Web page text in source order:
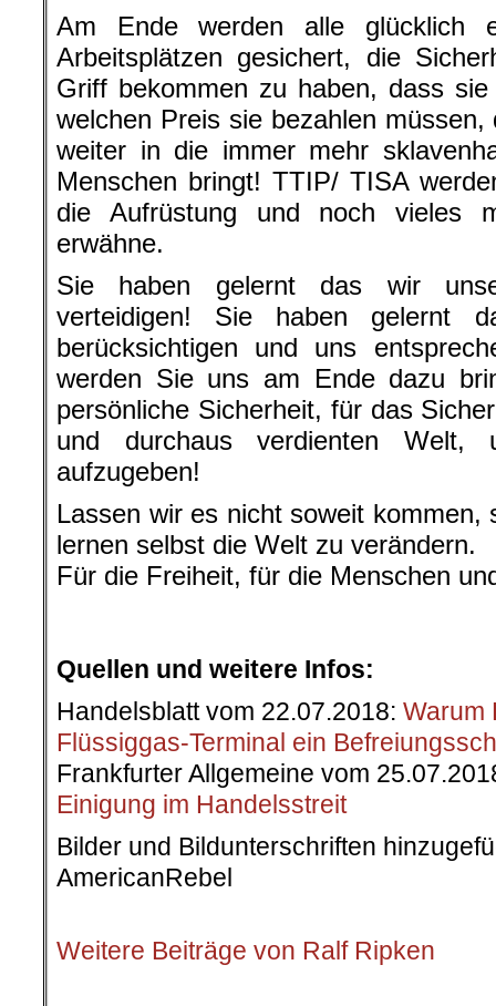
Am Ende werden alle glücklich
Arbeitsplätzen gesichert, die
Griff bekommen zu haben, dass
welchen Preis sie bezahlen
weiter in die immer mehr
Menschen bringt! TTIP/ TISA
die Aufrüstung und noch vieles
erwähne.
Sie haben gelernt das wir
verteidigen! Sie haben gelernt
berücksichtigen und uns
werden Sie uns am Ende dazu
persönliche Sicherheit, für das
und durchaus verdienten Welt,
aufzugeben!
Lassen wir es nicht soweit kommen,
lernen selbst die Welt zu verändern.
Für die Freiheit, für die Menschen
Quellen und weitere Infos:
Handelsblatt vom 22.07.2018: Warum
Flüssiggas-Terminal ein
Frankfurter Allgemeine vom
Einigung im Handelsstreit
Bilder und Bildunterschriften
AmericanRebel
Weitere Beiträge von Ralf Ripken